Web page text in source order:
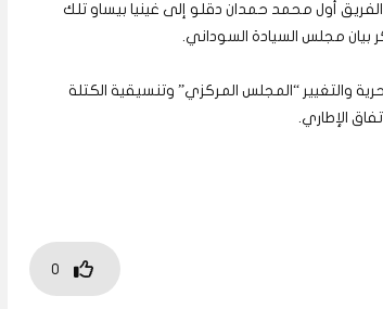
الفريق أول محمد حمدان دقلو إلى غينيا بيساو تلك
بيان مجلس السيادة السوداني.
والتغيير “المجلس المركزي” وتنسيقية الكتلة
الإطاري.
0